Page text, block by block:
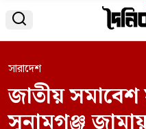

সারাদেশ
জাতীয়